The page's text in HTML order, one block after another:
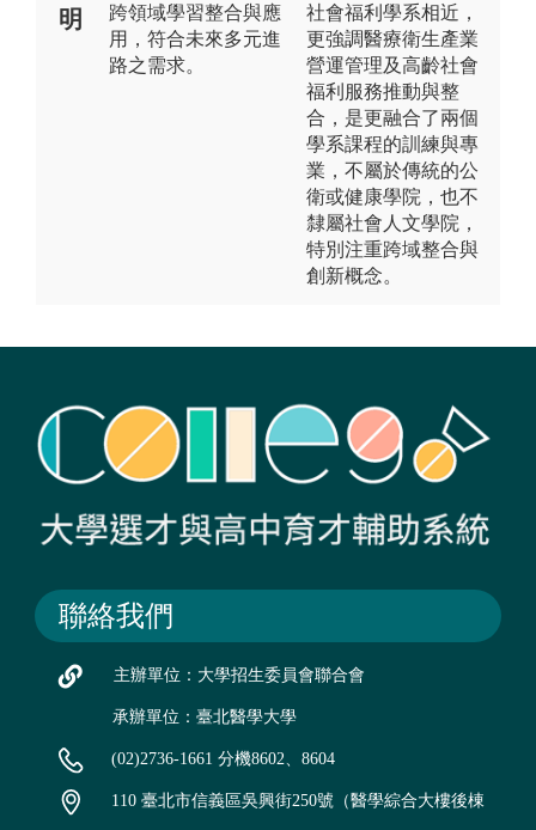
明
跨領域學習整合與應
用，符合未來多元進
路之需求。
社會福利學系相近，
更強調醫療衛生產業
營運管理及高齡社會
福利服務推動與整
合，是更融合了兩個
學系課程的訓練與專
業，不屬於傳統的公
衛或健康學院，也不
隸屬社會人文學院，
特別注重跨域整合與
創新概念。
聯絡我們
主辦單位：大學招生委員會聯合會
承辦單位：臺北醫學大學
(02)2736-1661 分機8602、8604
110 臺北市信義區吳興街250號（醫學綜合大樓後棟